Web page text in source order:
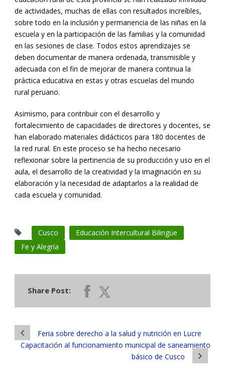
de actividades, muchas de ellas con resultados increíbles,
sobre todo en la inclusión y permanencia de las niñas en la
escuela y en la participación de las familias y la comunidad
en las sesiones de clase. Todos estos aprendizajes se
deben documentar de manera ordenada, transmisible y
adecuada con el fin de mejorar de manera continua la
práctica educativa en estas y otras escuelas del mundo
rural peruano.
Asimismo, para contribuir con el desarrollo y
fortalecimiento de capacidades de directores y docentes, se
han elaborado materiales didácticos para 180 docentes de
la red rural. En este proceso se ha hecho necesario
reflexionar sobre la pertinencia de su producción y uso en el
aula, el desarrollo de la creatividad y la imaginación en su
elaboración y la necesidad de adaptarlos a la realidad de
cada escuela y comunidad.
Cusco
Educación Intercultural Bilingüe
Fe y Alegría
Share Post:
Feria sobre derecho a la salud y nutrición en Lucre
Capacitación al funcionamiento municipal de saneamiento
básico de Cusco